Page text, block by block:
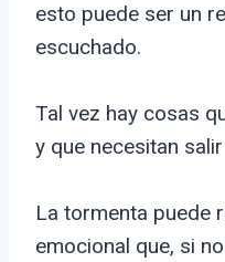
esto puede ser un
escuchado.
Tal vez hay cosas
y que necesitan
La tormenta puede
emocional que, si